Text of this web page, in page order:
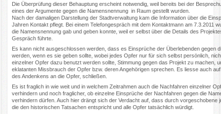
Die Überprüfung dieser Behauptung erscheint notwendig, weil bereits bei der
eines der Argumente gegen die Namensnennung in Raum gestellt wurden.
Nach der damaligen Darstellung der Stadtverwaltung kam die Information über die
Jahren Kontakt pflegt. Bei einem Telefongespräch mit dem Kontaktmann am
die Namensnennung gab und geben konnte, weil er selbst über die Details des
Gespräch führte.
Es kann nicht ausgeschlossen werden, dass es Einsprüche der Überlebenden
werden, wenn es sie geben sollte, wobei jedes Opfer nur für sich selbst persönlich,
einzelner Opfer dazu benutzt werden sollte, Stimmung gegen das Projekt zu
eklatanten Missbrauch der Opfer bzw. deren Angehörigen sprechen. Es liesse auch
des Andenkens an die Opfer, schließen.
Es ist fraglich in wie weit und in welchem Zeitrahmen auch die Nachfahren einzelner
verhindern und noch fraglicher, ob einzelne Einsprüche der Nachfahren gegen die
verhindern dürfen. Auch hier drängt sich der Verdacht auf, dass durch
die den historischen Tatsachen entspricht und alle Opfer tatsächlich würdigt.